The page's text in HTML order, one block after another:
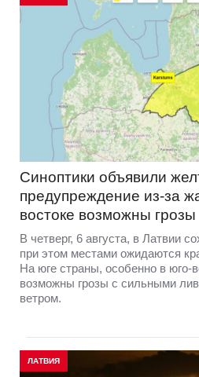
Синоптики объявили
предупреждение из-за
востоке возможны грозы
В четверг, 6 августа, в Латвии
при этом местами ожидаются
На юге страны, особенно в юго-
возможны грозы с сильными
ветром.
ЛАТВИЯ